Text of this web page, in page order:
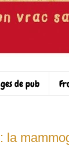
de pub
la